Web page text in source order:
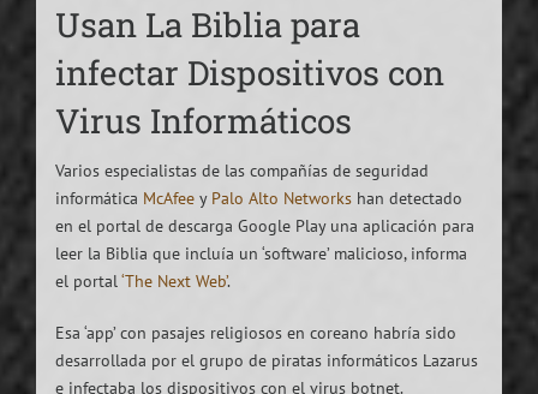
Usan La Biblia para
infectar Dispositivos con
Virus Informáticos
Varios especialistas de las compañías de seguridad
informática McAfeey Palo Alto Networkshan detectado
en el portal de descarga Google Play una aplicación para
leer la Biblia que incluía un ‘software’ malicioso, informa
el portal‘The Next Web’.
Esa ‘app’ con pasajes religiosos en coreano habría sido
desarrollada por el grupo de piratas informáticos Lazarus
e infectaba los dispositivos con el virus botnet.